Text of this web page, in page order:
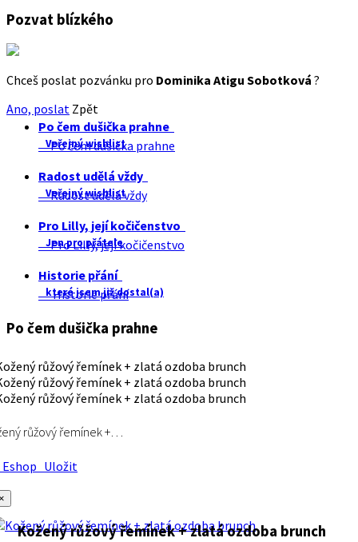
Pozvat blízkého
Chceš poslat pozvánku pro Dominika Atigu Sobotková ?
Ano, poslat Zpět
Po čem dušička prahne
Veřejný wishlist
Po čem dušička prahne
Radost udělá vždy
Veřejný wishlist
Radost udělá vždy
Pro Lilly, její kočičenstvo
Jen pro přátele
Pro Lilly, její kočičenstvo
Historie přání
které jsem již dostal(a)
Historie přání
Po čem dušička prahne
růžový řemínek +…
Uložit
Kožený růžový řemínek + zlatá ozdoba brunch